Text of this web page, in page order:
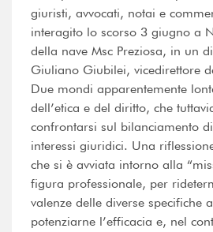
giuristi, avvocati, notai e
interagito lo scorso 3 giugno a
della nave Msc Preziosa, in un
Giuliano Giubilei, vicedirettore
Due mondi apparentemente
dell’etica e del diritto, che
confrontarsi sul bilanciamento
interessi giuridici. Una
che si è avviata intorno alla
figura professionale, per
valenze delle diverse specifiche
potenziarne l’efficacia e, nel